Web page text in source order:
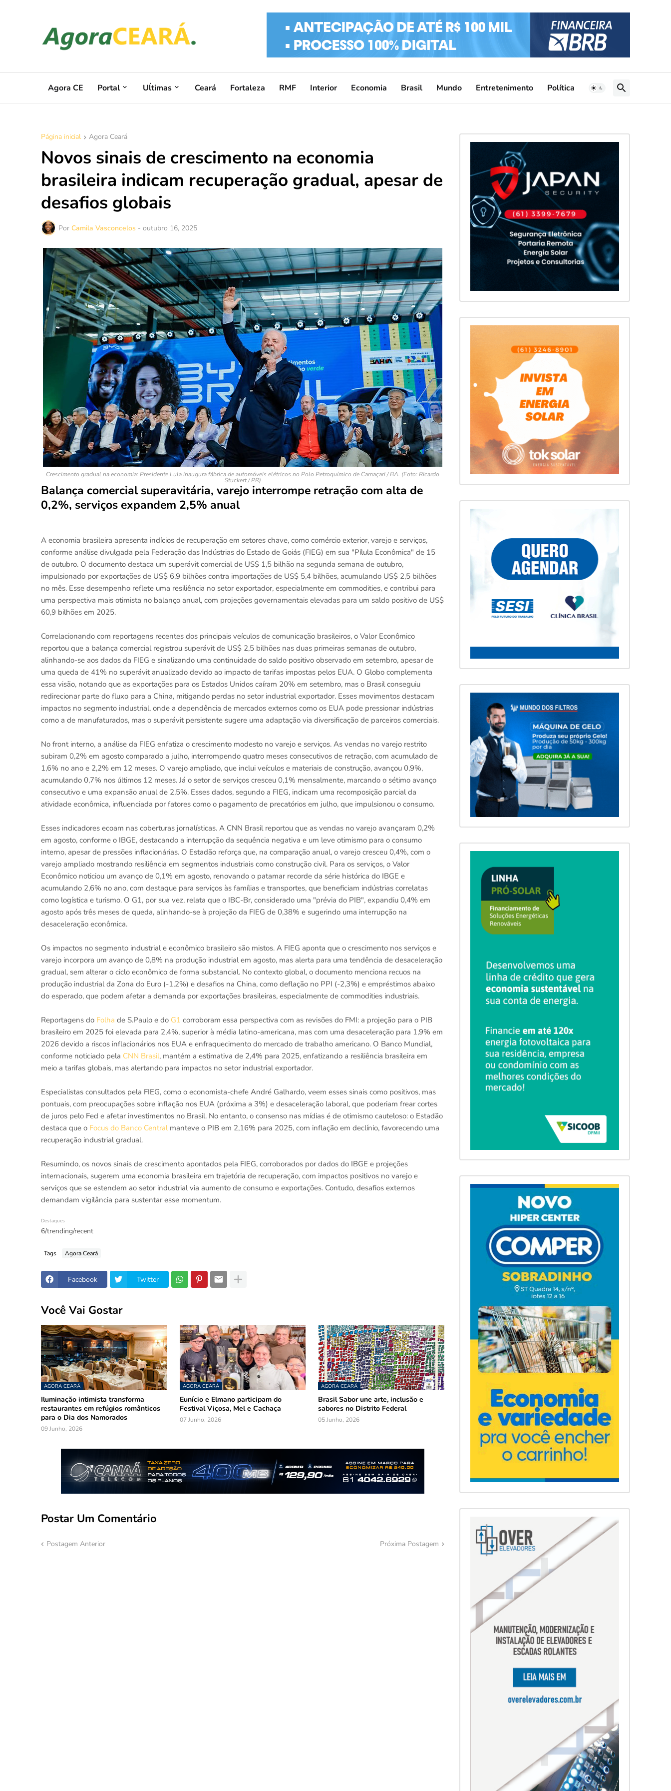
Agora CE Portal Uĺtimas Ceará Fortaleza RMF Interior Economia Brasil Mundo Entretenimento Política
Página inicial Agora Ceará
Novos sinais de crescimento na economia
brasileira indicam recuperação gradual, apesar de
desafios globais
Por Camila Vasconcelos - outubro 16, 2025
Crescimento gradual na economia: Presidente Lula inaugura fábrica de automóveis elétricos no Polo Petroquímico de Camaçari / BA. (Foto: Ricardo
Stuckert / PR)
Balança comercial superavitária, varejo interrompe retração com alta de
0,2%, serviços expandem 2,5% anual
A economia brasileira apresenta indícios de recuperação em setores chave, como comércio exterior, varejo e serviços,
conforme análise divulgada pela Federação das Indústrias do Estado de Goiás (FIEG) em sua "Pílula Econômica" de 15
de outubro. O documento destaca um superávit comercial de US$ 1,5 bilhão na segunda semana de outubro,
impulsionado por exportações de US$ 6,9 bilhões contra importações de US$ 5,4 bilhões, acumulando US$ 2,5 bilhões
no mês. Esse desempenho reflete uma resiliência no setor exportador, especialmente em commodities, e contribui para
uma perspectiva mais otimista no balanço anual, com projeções governamentais elevadas para um saldo positivo de US$
60,9 bilhões em 2025.
Correlacionando com reportagens recentes dos principais veículos de comunicação brasileiros, o Valor Econômico
reportou que a balança comercial registrou superávit de US$ 2,5 bilhões nas duas primeiras semanas de outubro,
alinhando-se aos dados da FIEG e sinalizando uma continuidade do saldo positivo observado em setembro, apesar de
uma queda de 41% no superávit anualizado devido ao impacto de tarifas impostas pelos EUA. O Globo complementa
essa visão, notando que as exportações para os Estados Unidos caíram 20% em setembro, mas o Brasil conseguiu
redirecionar parte do fluxo para a China, mitigando perdas no setor industrial exportador. Esses movimentos destacam
impactos no segmento industrial, onde a dependência de mercados externos como os EUA pode pressionar indústrias
como a de manufaturados, mas o superávit persistente sugere uma adaptação via diversificação de parceiros comerciais.
No front interno, a análise da FIEG enfatiza o crescimento modesto no varejo e serviços. As vendas no varejo restrito
subiram 0,2% em agosto comparado a julho, interrompendo quatro meses consecutivos de retração, com acumulado de
1,6% no ano e 2,2% em 12 meses. O varejo ampliado, que inclui veículos e materiais de construção, avançou 0,9%,
acumulando 0,7% nos últimos 12 meses. Já o setor de serviços cresceu 0,1% mensalmente, marcando o sétimo avanço
consecutivo e uma expansão anual de 2,5%. Esses dados, segundo a FIEG, indicam uma recomposição parcial da
atividade econômica, influenciada por fatores como o pagamento de precatórios em julho, que impulsionou o consumo.
Esses indicadores ecoam nas coberturas jornalísticas. A CNN Brasil reportou que as vendas no varejo avançaram 0,2%
em agosto, conforme o IBGE, destacando a interrupção da sequência negativa e um leve otimismo para o consumo
interno, apesar de pressões inflacionárias. O Estadão reforça que, na comparação anual, o varejo cresceu 0,4%, com o
varejo ampliado mostrando resiliência em segmentos industriais como construção civil. Para os serviços, o Valor
Econômico noticiou um avanço de 0,1% em agosto, renovando o patamar recorde da série histórica do IBGE e
acumulando 2,6% no ano, com destaque para serviços às famílias e transportes, que beneficiam indústrias correlatas
como logística e turismo. O G1, por sua vez, relata que o IBC-Br, considerado uma "prévia do PIB", expandiu 0,4% em
agosto após três meses de queda, alinhando-se à projeção da FIEG de 0,38% e sugerindo uma interrupção na
desaceleração econômica.
Os impactos no segmento industrial e econômico brasileiro são mistos. A FIEG aponta que o crescimento nos serviços e
varejo incorpora um avanço de 0,8% na produção industrial em agosto, mas alerta para uma tendência de desaceleração
gradual, sem alterar o ciclo econômico de forma substancial. No contexto global, o documento menciona recuos na
produção industrial da Zona do Euro (-1,2%) e desafios na China, como deflação no PPI (-2,3%) e empréstimos abaixo
do esperado, que podem afetar a demanda por exportações brasileiras, especialmente de commodities industriais.
Reportagens do Folha de S.Paulo e do G1 corroboram essa perspectiva com as revisões do FMI: a projeção para o PIB
brasileiro em 2025 foi elevada para 2,4%, superior à média latino-americana, mas com uma desaceleração para 1,9% em
2026 devido a riscos inflacionários nos EUA e enfraquecimento do mercado de trabalho americano. O Banco Mundial,
conforme noticiado pela CNN Brasil, mantém a estimativa de 2,4% para 2025, enfatizando a resiliência brasileira em
meio a tarifas globais, mas alertando para impactos no setor industrial exportador.
Especialistas consultados pela FIEG, como o economista-chefe André Galhardo, veem esses sinais como positivos, mas
pontuais, com preocupações sobre inflação nos EUA (próxima a 3%) e desaceleração laboral, que poderiam frear cortes
de juros pelo Fed e afetar investimentos no Brasil. No entanto, o consenso nas mídias é de otimismo cauteloso: o Estadão
destaca que o Focus do Banco Centralmanteve o PIB em 2,16% para 2025, com inflação em declínio, favorecendo uma
recuperação industrial gradual.
Resumindo, os novos sinais de crescimento apontados pela FIEG, corroborados por dados do IBGE e projeções
internacionais, sugerem uma economia brasileira em trajetória de recuperação, com impactos positivos no varejo e
serviços que se estendem ao setor industrial via aumento de consumo e exportações. Contudo, desafios externos
demandam vigilância para sustentar esse momentum.
Destaques
6/trending/recent
Tags Agora Ceará
Facebook Twitter
Você Vai Gostar
AGORA CEARÁ
Iluminação intimista transforma
restaurantes em refúgios românticos
para o Dia dos Namorados
09 Junho, 2026
AGORA CEARÁ
Eunício e Elmano participam do
Festival Viçosa, Mel e Cachaça
07 Junho, 2026
AGORA CEARÁ
Brasil Sabor une arte, inclusão e
sabores no Distrito Federal
05 Junho, 2026
Postar Um Comentário
Postagem Anterior Próxima Postagem